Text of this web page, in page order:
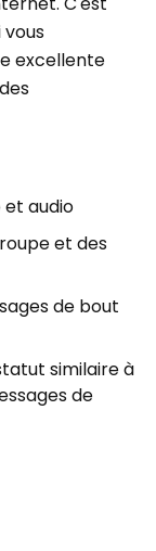
excellente
audio
et des
de bout
similaire à
de